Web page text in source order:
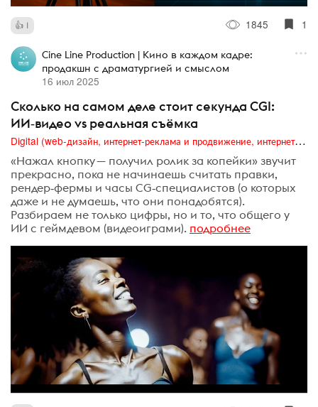
1 1845 1
Cine Line Production | Кино в каждом кадре:
продакшн с драматургией и смыслом
16 июл 2025
Сколько на самом деле стоит секунда CGI:
ИИ‑видео vs реальная съёмка
Digital (web-дизайн, интернет-реклама и продвижение, интернет-сообщества и блоги, интернет-коммуникации, мобильный маркетинг, реклама на цифровых экранах)
«Нажал кнопку — получил ролик за копейки» звучит
прекрасно, пока не начинаешь считать правки,
рендер‑фермы и часы CG‑специалистов (о которых
даже и не думаешь, что они понадобятся).
Разбираем не только цифры, но и то, что общего у
ИИ с геймдевом (видеоиграми). подробнее